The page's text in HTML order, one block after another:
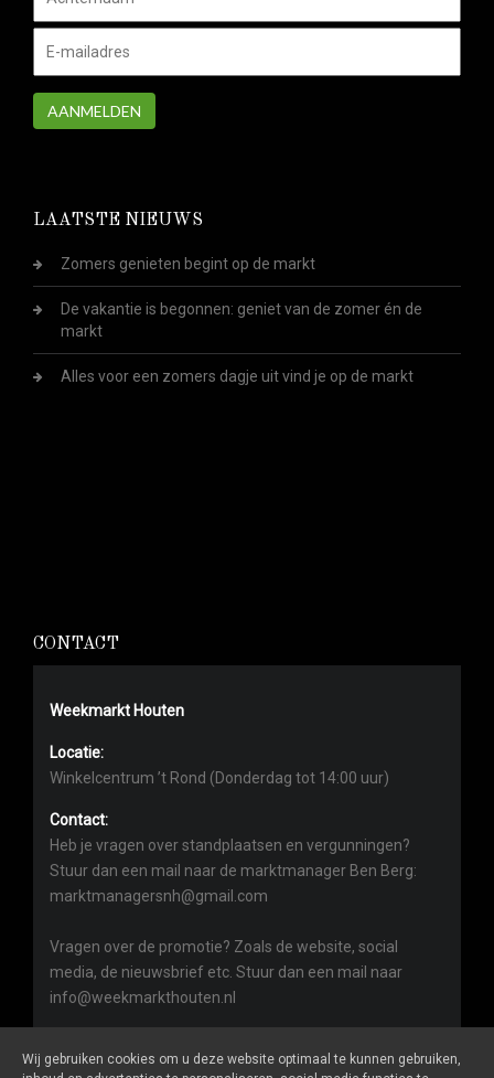
AANMELDEN
LAATSTE NIEUWS
Zomers genieten begint op de markt
De vakantie is begonnen: geniet van de zomer én de
markt
Alles voor een zomers dagje uit vind je op de markt
CONTACT
Weekmarkt Houten
Locatie:
Winkelcentrum ’t Rond (Donderdag tot 14:00 uur)
Contact:
Heb je vragen over standplaatsen en vergunningen?
Stuur dan een mail naar de marktmanager Ben Berg:
marktmanagersnh@gmail.com
Vragen over de promotie? Zoals de website, social
media, de nieuwsbrief etc. Stuur dan een mail naar
info@weekmarkthouten.nl
Wij gebruiken cookies om u deze website optimaal te kunnen gebruiken,